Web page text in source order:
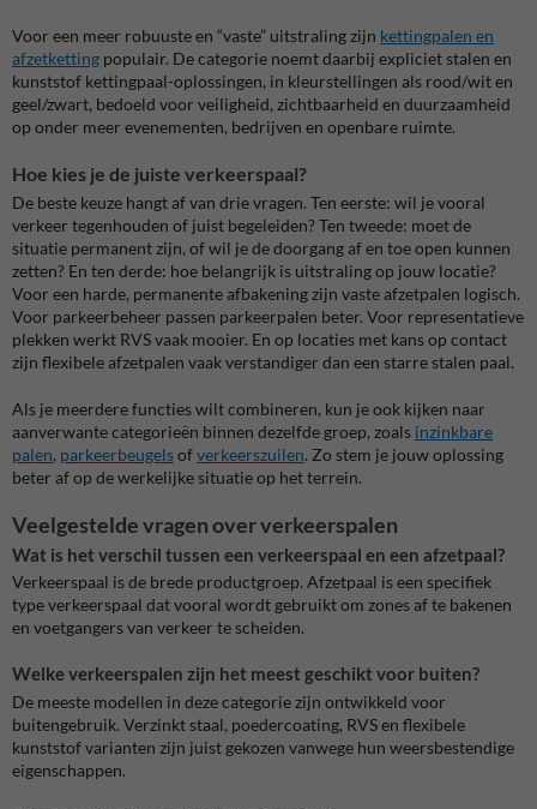
Voor een meer robuuste en “vaste” uitstraling zijn kettingpalen en
afzetketting populair. De categorie noemt daarbij expliciet stalen en
kunststof kettingpaal-oplossingen, in kleurstellingen als rood/wit en
geel/zwart, bedoeld voor veiligheid, zichtbaarheid en duurzaamheid
op onder meer evenementen, bedrijven en openbare ruimte.
Hoe kies je de juiste verkeerspaal?
De beste keuze hangt af van drie vragen. Ten eerste: wil je vooral
verkeer tegenhouden of juist begeleiden? Ten tweede: moet de
situatie permanent zijn, of wil je de doorgang af en toe open kunnen
zetten? En ten derde: hoe belangrijk is uitstraling op jouw locatie?
Voor een harde, permanente afbakening zijn vaste afzetpalen logisch.
Voor parkeerbeheer passen parkeerpalen beter. Voor representatieve
plekken werkt RVS vaak mooier. En op locaties met kans op contact
zijn flexibele afzetpalen vaak verstandiger dan een starre stalen paal.
Als je meerdere functies wilt combineren, kun je ook kijken naar
aanverwante categorieën binnen dezelfde groep, zoals inzinkbare
palen, parkeerbeugelsofverkeerszuilen. Zo stem je jouw oplossing
beter af op de werkelijke situatie op het terrein.
Veelgestelde vragen over verkeerspalen
Wat is het verschil tussen een verkeerspaal en een afzetpaal?
Verkeerspaal is de brede productgroep. Afzetpaal is een specifiek
type verkeerspaal dat vooral wordt gebruikt om zones af te bakenen
en voetgangers van verkeer te scheiden.
Welke verkeerspalen zijn het meest geschikt voor buiten?
De meeste modellen in deze categorie zijn ontwikkeld voor
buitengebruik. Verzinkt staal, poedercoating, RVS en flexibele
kunststof varianten zijn juist gekozen vanwege hun weersbestendige
eigenschappen.